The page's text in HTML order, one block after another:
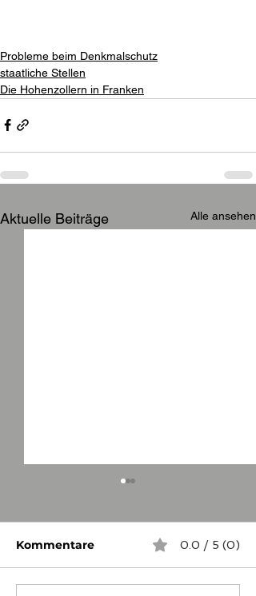
Probleme beim Denkmalschutz
staatliche Stellen
Die Hohenzollern in Franken
Aktuelle Beiträge Alle ansehen
Kommentare 0.0 / 5 (0)